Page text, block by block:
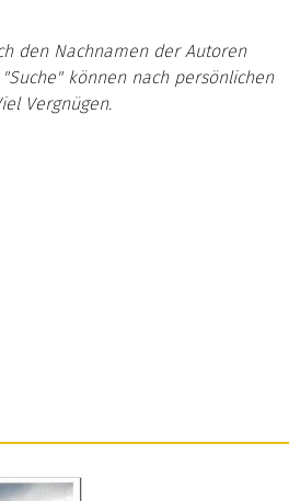
den Nachnamen der Autoren
können nach persönlichen
Vergnügen.